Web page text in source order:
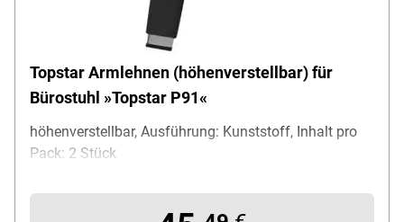
Topstar Armlehnen (höhenverstellbar) für
Bürostuhl »Topstar P91«
höhenverstellbar, Ausführung: Kunststoff, Inhalt pro
Pack: 2 Stück